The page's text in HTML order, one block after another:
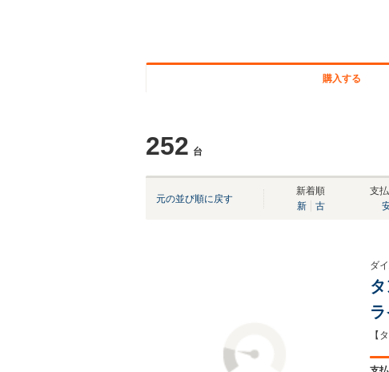
購入する
252 台
元の並び順に戻す
新着順
新
古
支
ダ
ム
【